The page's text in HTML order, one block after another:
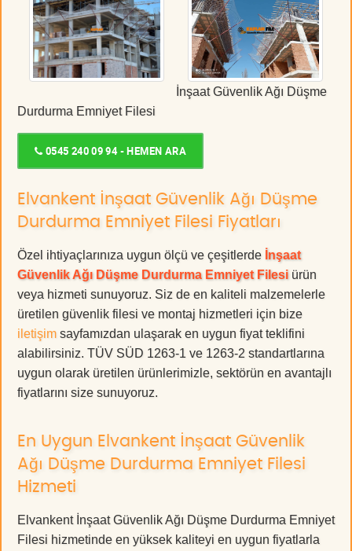
İnşaat Güvenlik Ağı Düşme
Durdurma Emniyet Filesi
0545 240 09 94 - HEMEN ARA
Elvankent İnşaat Güvenlik Ağı Düşme
Durdurma Emniyet Filesi Fiyatları
Özel ihtiyaçlarınıza uygun ölçü ve çeşitlerde İnşaat
Güvenlik Ağı Düşme Durdurma Emniyet Filesi ürün
veya hizmeti sunuyoruz. Siz de en kaliteli malzemelerle
üretilen güvenlik filesi ve montaj hizmetleri için bize
iletişim sayfamızdan ulaşarak en uygun fiyat teklifini
alabilirsiniz. TÜV SÜD 1263-1 ve 1263-2 standartlarına
uygun olarak üretilen ürünlerimizle, sektörün en avantajlı
fiyatlarını size sunuyoruz.
En Uygun Elvankent İnşaat Güvenlik
Ağı Düşme Durdurma Emniyet Filesi
Hizmeti
Elvankent İnşaat Güvenlik Ağı Düşme Durdurma Emniyet
Filesi hizmetinde en yüksek kaliteyi en uygun fiyatlarla